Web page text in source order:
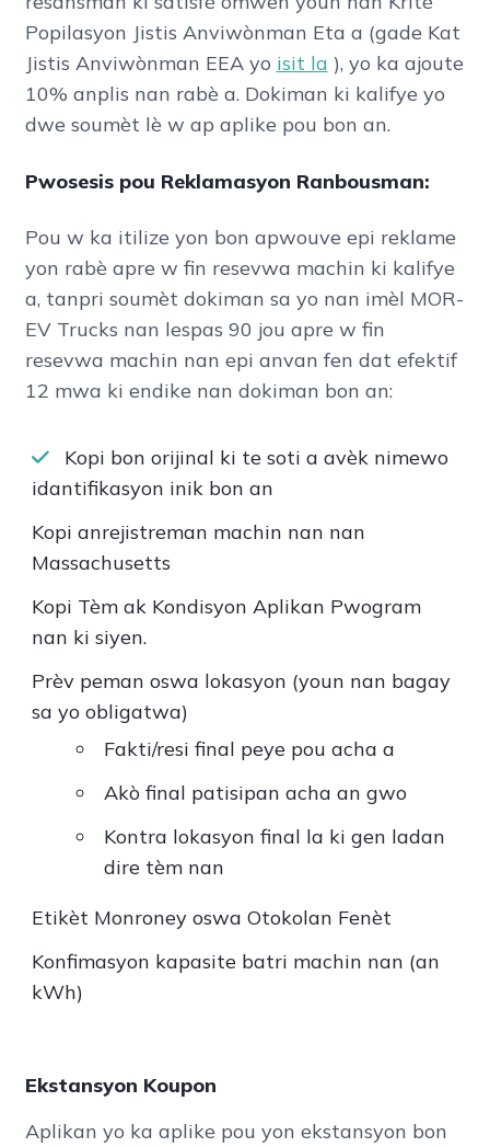
Popilasyon Jistis Anviwònman Eta a (gade Kat
Jistis Anviwònman EEA yo isit la ), yo ka ajoute
10% anplis nan rabè a. Dokiman ki kalifye yo
dwe soumèt lè w ap aplike pou bon an.
Pwosesis pou Reklamasyon Ranbousman:
Pou w ka itilize yon bon apwouve epi reklame
yon rabè apre w fin resevwa machin ki kalifye
a, tanpri soumèt dokiman sa yo nan imèl MOR-
EV Trucks nan lespas 90 jou apre w fin
resevwa machin nan epi anvan fen dat efektif
12 mwa ki endike nan dokiman bon an:
Kopi bon orijinal ki te soti a avèk nimewo
idantifikasyon inik bon an
Kopi anrejistreman machin nan nan
Massachusetts
Kopi Tèm ak Kondisyon Aplikan Pwogram
nan ki siyen.
Prèv peman oswa lokasyon (youn nan bagay
sa yo obligatwa)
Fakti/resi final peye pou acha a
Akò final patisipan acha an gwo
Kontra lokasyon final la ki gen ladan
dire tèm nan
Etikèt Monroney oswa Otokolan Fenèt
Konfimasyon kapasite batri machin nan (an
kWh)
Ekstansyon Koupon
Aplikan yo ka aplike pou yon ekstansyon bon